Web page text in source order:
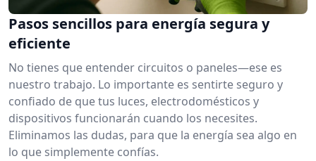
Pasos sencillos para energía segura y
eficiente
No tienes que entender circuitos o paneles—ese es
nuestro trabajo. Lo importante es sentirte seguro y
confiado de que tus luces, electrodomésticos y
dispositivos funcionarán cuando los necesites.
Eliminamos las dudas, para que la energía sea algo en
lo que simplemente confías.